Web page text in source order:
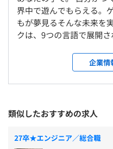
トモンスター スカーレッ
2024年：『ソリティ馬
2025年：『Pokemon
・社内勉強会の開催
・教育支援制度（博士課程の
・メンター制度
会社の定める範囲
受動喫煙防止措置に関する
東京メトロ丸の内線「淡路
東京メトロ千代田線「新御
東京メトロ半蔵門線「神保
東京メトロ東西線「竹橋駅
◼︎スタッフ
～約850万円
・30代前半：850万円
～約550万円
※モデル年収は一例です
※会社業績・個人業績により
※年収に賞与も含まれます
■新人研修
入社後の3カ月は個人の資
を実施する期間とします。
を学んだ後、各職種別に与
課題に取り組みます。
と、社内研修カリキュラム
さらに伸ばすものまで幅広
界中で遊んでもらえる。
もが夢見るそんな未来を
クは、9つの言語で展開
モンスター』シリーズを
これまでになかった新し
イトルを、私たちと一緒に
遊びの創出』を。 つくるのは『ポケモン』シリーズ
だけではありません。開
室」では様々な実験と試
い軸となる遊びを作り出
企業情
類似したおすすめの求人
27卒★エンジニア／総合職